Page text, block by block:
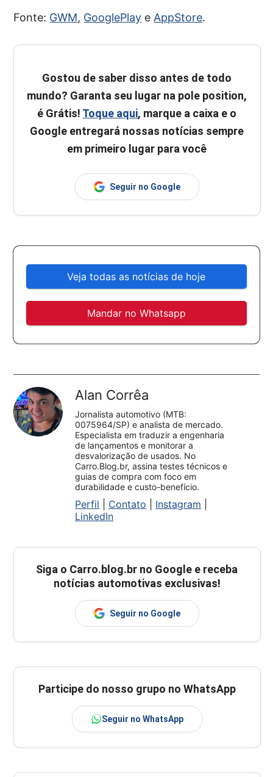
Fonte: GWM, GooglePlay e AppStore.
Gostou de saber disso antes de todo
mundo? Garanta seu lugar na pole position,
é Grátis! Toque aqui, marque a caixa e o
Google entregará nossas notícias sempre
em primeiro lugar para você
Seguir no Google
Veja todas as notícias de hoje
Mandar no Whatsapp
Alan Corrêa
Jornalista automotivo (MTB:
0075964/SP) e analista de mercado.
Especialista em traduzir a engenharia
de lançamentos e monitorar a
desvalorização de usados. No
Carro.Blog.br, assina testes técnicos e
guias de compra com foco em
durabilidade e custo-benefício.
Perfil Contato Instagram
LinkedIn
Siga o Carro.blog.br no Google e receba
notícias automotivas exclusivas!
Seguir no Google
Participe do nosso grupo no WhatsApp
Seguir no WhatsApp